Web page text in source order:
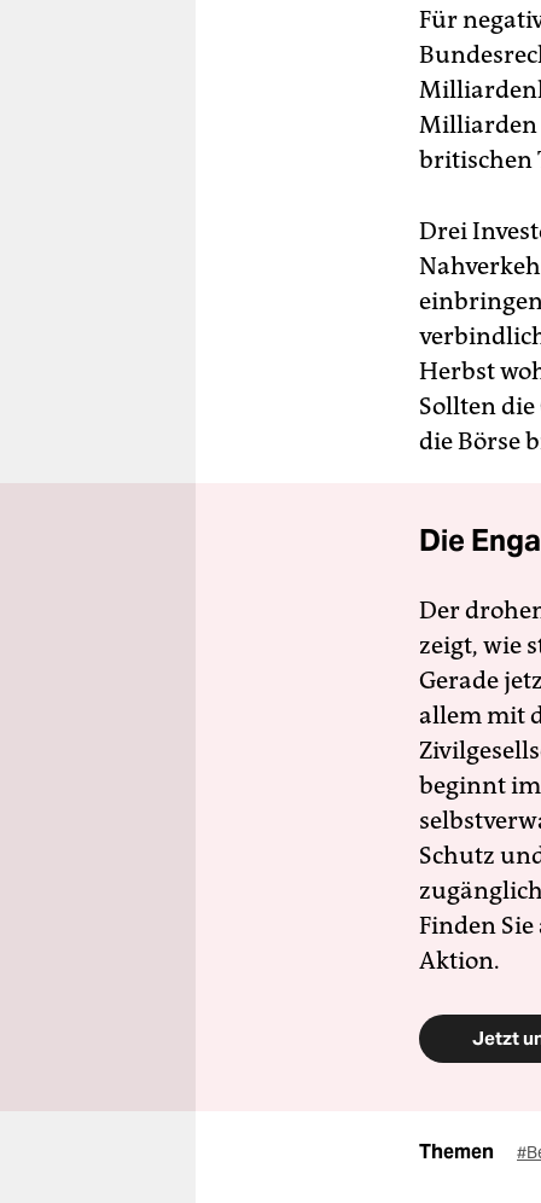
Für
Milliarden
britischen
Drei
Herbst
Sollten
die Börse
Die
Der
zeigt, wie
Gerade
allem mit
beginnt
Schutz
Finden
Aktion.
Jetzt
Themen